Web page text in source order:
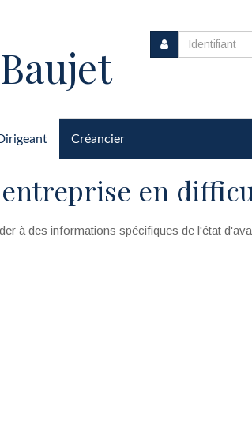
Baujet
Créancier
en
à des informations spécifiques de l'état